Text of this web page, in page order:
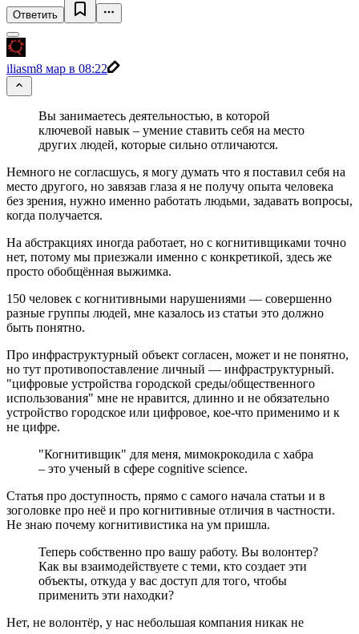
Ответить
iliasm8 мар в 08:22
Вы занимаетесь деятельностью, в которой
ключевой навык – умение ставить себя на место
других людей, которые сильно отличаются.
Немного не согласшусь, я могу думать что я поставил себя на
место другого, но завязав глаза я не получу опыта человека
без зрения, нужно именно работать людьми, задавать вопросы,
когда получается.
На абстракциях иногда работает, но с когнитивщиками точно
нет, потому мы приезжали именно с конкретикой, здесь же
просто обобщённая выжимка.
150 человек с когнитивными нарушениями — совершенно
разные группы людей, мне казалось из статьи это должно
быть понятно.
Про инфраструктурный объект согласен, может и не понятно,
но тут противопоставление личный — инфраструктурный.
"цифровые устройства городской среды/общественного
использования" мне не нравится, длинно и не обязательно
устройство городское или цифровое, кое-что применимо и к
не цифре.
"Когнитивщик" для меня, мимокрокодила с хабра
– это ученый в сфере cognitive science.
Статья про доступность, прямо с самого начала статьи и в
зоголовке про неё и про когнитивные отличия в частности.
Не знаю почему когнитивистика на ум пришла.
Теперь собственно про вашу работу. Вы волонтер?
Как вы взаимодействуете с теми, кто создает эти
объекты, откуда у вас доступ для того, чтобы
применить эти находки?
Нет, не волонтёр, у нас небольшая компания никак не